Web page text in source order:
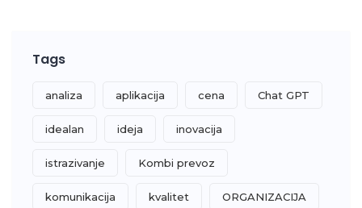
Tags
analiza aplikacija cena Chat GPT
idealan ideja inovacija
istrazivanje Kombi prevoz
komunikacija kvalitet ORGANIZACIJA